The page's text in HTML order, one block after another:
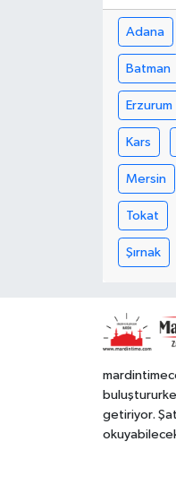
Adana
Batman
Erzurum
Kars
Mersin
Tokat
Şırnak
getiriyor.